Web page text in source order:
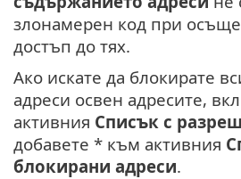
злонамерен код при
достъп до тях.
Ако искате да блокирате
адреси освен адресите,
активния Списък с
добавете * към активния
блокирани адреси.